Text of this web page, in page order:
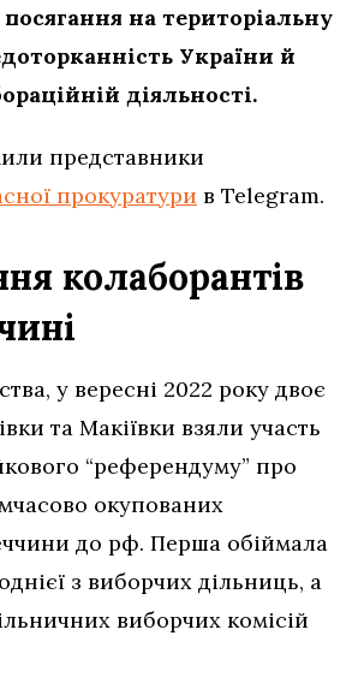
на територіальну
України й
діяльності.
представники
прокуратури в Telegram.
колаборантів
у вересні 2022 року двоє
та Макіївки взяли участь
“референдуму” про
окупованих
до рф. Перша обіймала
з виборчих дільниць, а
виборчих комісій